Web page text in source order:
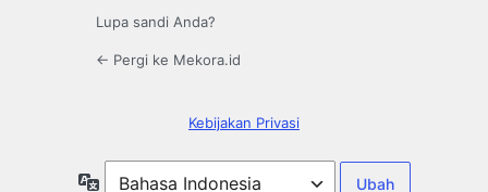
Lupa sandi Anda?
← Pergi ke Mekora.id
Kebijakan Privasi
Bahasa